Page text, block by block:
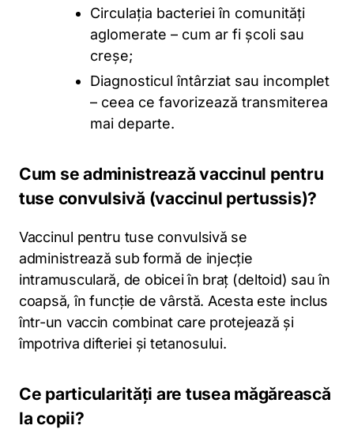
Circulația bacteriei în comunități
aglomerate – cum ar fi școli sau
creșe;
Diagnosticul întârziat sau incomplet
– ceea ce favorizează transmiterea
mai departe.
Cum se administrează vaccinul pentru
tuse convulsivă (vaccinul pertussis)?
Vaccinul pentru tuse convulsivă se
administrează sub formă de injecție
intramusculară, de obicei în braț (deltoid) sau în
coapsă, în funcție de vârstă. Acesta este inclus
într-un vaccin combinat care protejează și
împotriva difteriei și tetanosului.
Ce particularități are tusea măgărească
la copii?